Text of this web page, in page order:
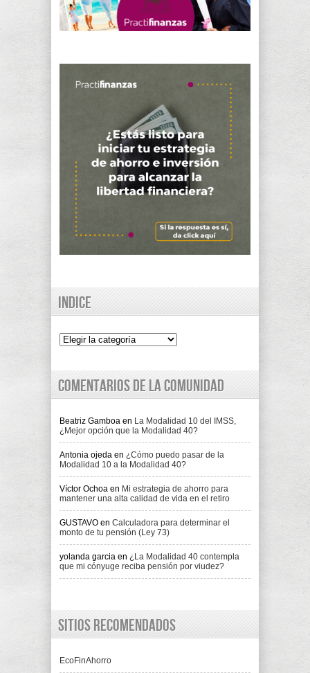
Indice
Indice
Comentarios de la comunidad
Beatriz Gamboa en La Modalidad 10 del IMSS,
¿Mejor opción que la Modalidad 40?
Antonia ojeda en ¿Cómo puedo pasar de la
Modalidad 10 a la Modalidad 40?
Víctor Ochoa en Mi estrategia de ahorro para
mantener una alta calidad de vida en el retiro
GUSTAVO en Calculadora para determinar el
monto de tu pensión (Ley 73)
yolanda garcia en ¿La Modalidad 40 contempla
que mi cónyuge reciba pensión por viudez?
Sitios recomendados
EcoFinAhorro